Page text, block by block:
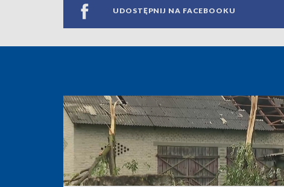
UDOSTĘPNIJ NA FACEBOOKU